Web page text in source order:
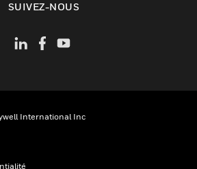
SUIVEZ-NOUS
International Inc